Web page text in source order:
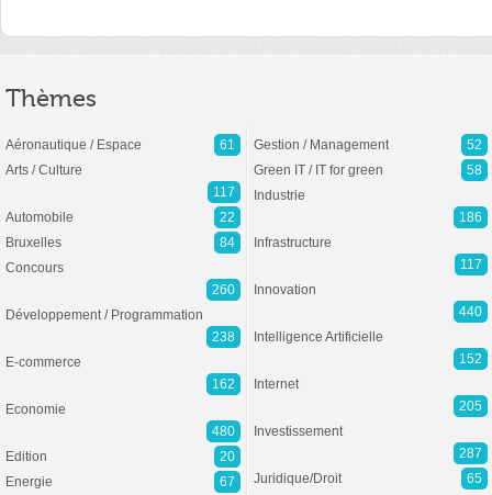
Thèmes
Aéronautique / Espace
61
Arts / Culture
117
Automobile
22
Bruxelles
84
Concours
260
Développement / Programmation
238
E-commerce
162
Economie
480
Edition
20
Energie
67
Gestion / Management
52
Green IT / IT for green
58
Industrie
186
Infrastructure
117
Innovation
440
Intelligence Artificielle
152
Internet
205
Investissement
287
Juridique/Droit
65